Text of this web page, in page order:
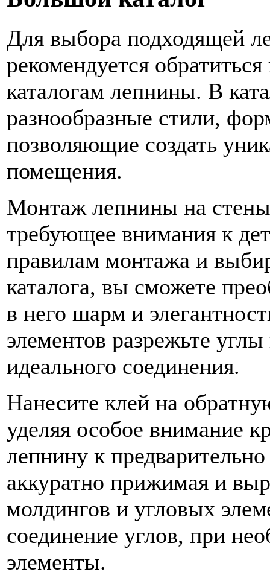
Для выбора подходящей
рекомендуется
каталогам лепнины. В
разнообразные стили,
позволяющие создать
помещения.
Монтаж лепнины на
требующее внимания к
правилам монтажа и
каталога, вы сможете
в него шарм и
элементов разрежьте
идеального соединения.
Нанесите клей на
уделяя особое внимание
лепнину к
аккуратно прижимая и
молдингов и угловых
соединение углов, при
элементы.